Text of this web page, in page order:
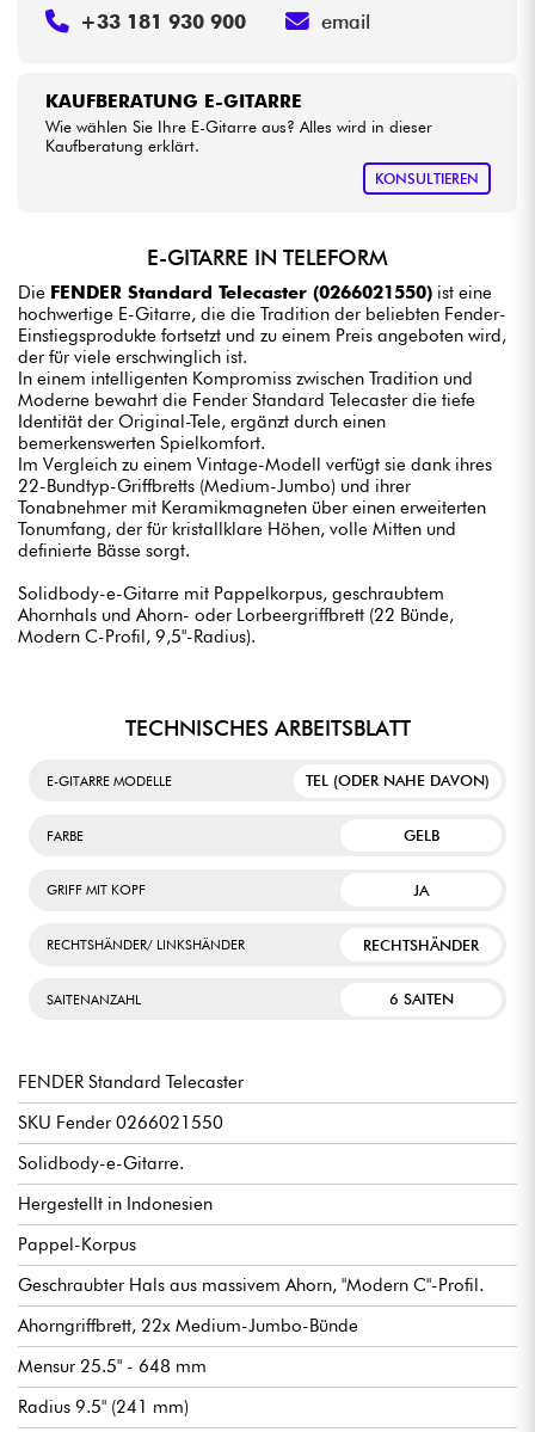
KAUFBERATUNG E-GITARRE
Wie wählen Sie Ihre E-Gitarre aus? Alles wird in dieser
Kaufberatung erklärt.
KONSULTIEREN
+33 181 930 900 email
E-GITARRE IN TELEFORM
Die FENDER Standard Telecaster (0266021550) ist eine
hochwertige E-Gitarre, die die Tradition der beliebten Fender-
Einstiegsprodukte fortsetzt und zu einem Preis angeboten wird,
der für viele erschwinglich ist.
In einem intelligenten Kompromiss zwischen Tradition und
Moderne bewahrt die Fender Standard Telecaster die tiefe
Identität der Original-Tele, ergänzt durch einen
bemerkenswerten Spielkomfort.
Im Vergleich zu einem Vintage-Modell verfügt sie dank ihres
22-Bundtyp-Griffbretts (Medium-Jumbo) und ihrer
Tonabnehmer mit Keramikmagneten über einen erweiterten
Tonumfang, der für kristallklare Höhen, volle Mitten und
definierte Bässe sorgt.
Solidbody-e-Gitarre mit Pappelkorpus, geschraubtem
Ahornhals und Ahorn- oder Lorbeergriffbrett (22 Bünde,
Modern C-Profil, 9,5"-Radius).
TECHNISCHES ARBEITSBLATT
E-GITARRE MODELLE TEL (ODER NAHE DAVON)
FARBE GELB
GRIFF MIT KOPF JA
RECHTSHÄNDER/ LINKSHÄNDER RECHTSHÄNDER
SAITENANZAHL 6 SAITEN
FENDER Standard Telecaster
SKU Fender 0266021550
Solidbody-e-Gitarre.
Hergestellt in Indonesien
Pappel-Korpus
Geschraubter Hals aus massivem Ahorn, "Modern C"-Profil.
Ahorngriffbrett, 22x Medium-Jumbo-Bünde
Mensur 25.5" - 648 mm
Radius 9.5" (241 mm)